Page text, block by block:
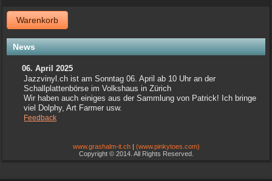
Warenkorb
News
06. April 2025
Jazzvinyl.ch ist am Sonntag 06. April ab 10 Uhr an der
Schallplattenbörse im Volkshaus in Zürich
Wir haben auch einiges aus der Sammlung von Patrick! Ich bringe
viel Dolphy, Art Farmer usw.
Feedback
www.grashalm-it.ch| (www.pinkytoes.com)
Copyright © 2014. All Rights Reserved.